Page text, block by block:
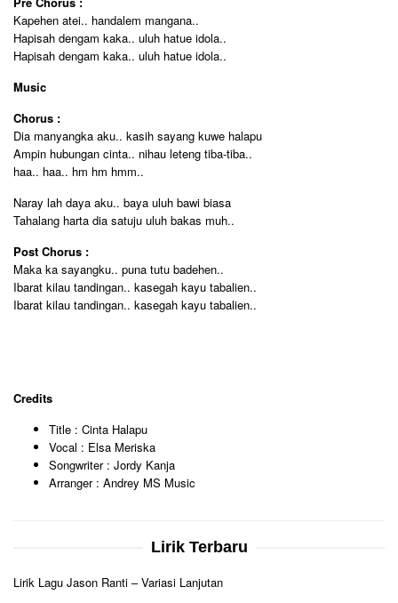
Kapehen atei.. handalem mangana..
Hapisah dengam kaka.. uluh hatue idola..
Hapisah dengam kaka.. uluh hatue idola..
Music
Chorus :
Dia manyangka aku.. kasih sayang kuwe halapu
Ampin hubungan cinta.. nihau leteng tiba-tiba..
haa.. haa.. hm hm hmm..
Naray lah daya aku.. baya uluh bawi biasa
Tahalang harta dia satuju uluh bakas muh..
Post Chorus :
Maka ka sayangku.. puna tutu badehen..
Ibarat kilau tandingan.. kasegah kayu tabalien..
Ibarat kilau tandingan.. kasegah kayu tabalien..
Credits
Title : Cinta Halapu
Vocal : Elsa Meriska
Songwriter : Jordy Kanja
Arranger : Andrey MS Music
Lirik Terbaru
Lirik Lagu Jason Ranti – Variasi Lanjutan